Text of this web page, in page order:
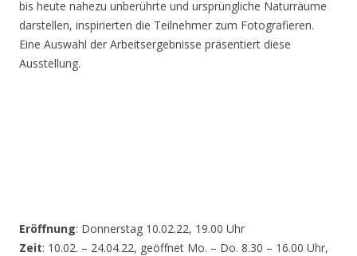
bis heute nahezu unberührte und ursprüngliche Naturräume
darstellen, inspirierten die Teilnehmer zum Fotografieren.
Eine Auswahl der Arbeitsergebnisse präsentiert diese
Ausstellung.
Eröffnung: Donnerstag 10.02.22, 19.00 Uhr
Zeit: 10.02. – 24.04.22, geöffnet Mo. – Do. 8.30 – 16.00 Uhr,